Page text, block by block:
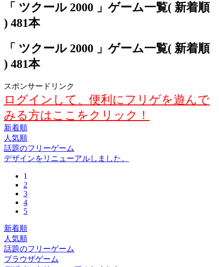
「 ツクール 2000 」ゲーム一覧( 新着順
) 481本
「 ツクール 2000 」ゲーム一覧( 新着順
) 481本
スポンサードリンク
ログインして、便利にフリゲを遊んで
みる方はここをクリック！
新着順
人気順
話題のフリーゲーム
デザインをリニューアルしました。
1
2
3
4
5
新着順
人気順
話題のフリーゲーム
ブラウザゲーム